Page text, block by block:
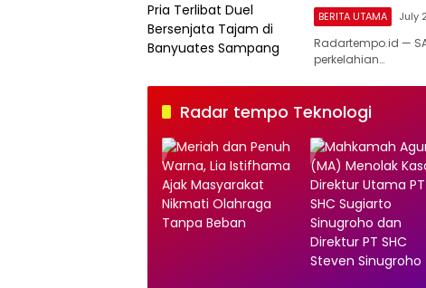
BERITA UTAMA July
Radartempo.id —
perkelahian…
Radar tempo Teknologi